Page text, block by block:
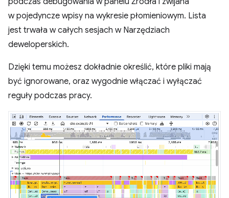
w pojedyncze wpisy na wykresie płomieniowym. Lista
jest trwała w całych sesjach w Narzędziach
deweloperskich.
Dzięki temu możesz dokładnie określić, które pliki mają
być ignorowane, oraz wygodnie włączać i wyłączać
reguły podczas pracy.